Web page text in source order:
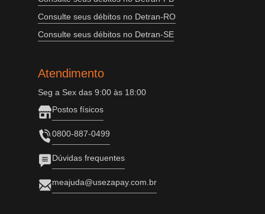
Consulte seus débitos no Detran-RO
Consulte seus débitos no Detran-SE
Atendimento
Seg a Sex das 9:00 às 18:00
Postos físicos
0800-887-0499
Dúvidas frequentes
meajuda@usezapay.com.br